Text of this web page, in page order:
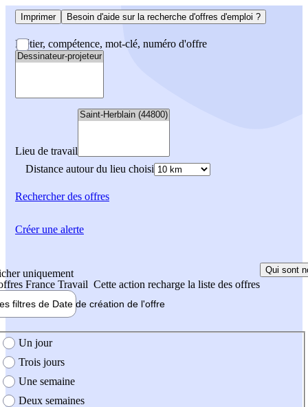
Imprimer Besoin d'aide sur la recherche d'offres d'emploi ?
Métier, compétence, mot-clé, numéro d'offre
Lieu de travail
Distance autour du lieu choisi
Rechercherdes offres
uniquement
France Travail Cette action recharge la liste des offres
Qui sont
filtres de Date de création de l'offre
création de l'offre
Un jour
Trois jours
Une semaine
Deux semaines
Créer une alerte